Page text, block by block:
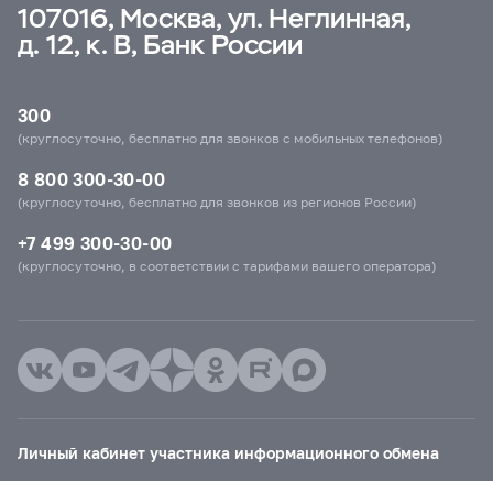
107016, Москва, ул. Неглинная,
д. 12, к. В, Банк России
300
(круглосуточно, бесплатно для звонков с мобильных телефонов)
8 800 300-30-00
(круглосуточно, бесплатно для звонков из регионов России)
+7 499 300-30-00
(круглосуточно, в соответствии с тарифами вашего оператора)
Личный кабинет участника информационного обмена